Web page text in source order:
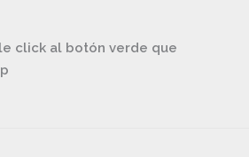
click al botón verde que